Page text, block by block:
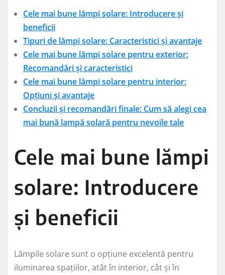
Cele mai bune lămpi solare: Introducere și
beneficii
Tipuri de lămpi solare: Caracteristici și avantaje
Cele mai bune lămpi solare pentru exterior:
Recomandări și caracteristici
Cele mai bune lămpi solare pentru interior:
Opțiuni și avantaje
Concluzii și recomandări finale: Cum să alegi cea
mai bună lampă solară pentru nevoile tale
Cele mai bune lămpi
solare: Introducere
și beneficii
Lămpile solare sunt o opțiune excelentă pentru
iluminarea spațiilor, atât în interior, cât și în